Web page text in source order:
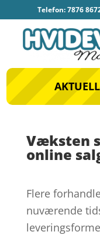
Telefon: 7876
Væksten
online
Flere
nuværende